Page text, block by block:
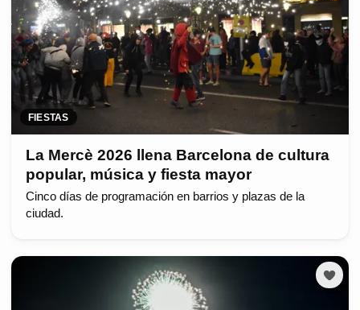
FIESTAS
La Mercè 2026 llena Barcelona de cultura
popular, música y fiesta mayor
Cinco días de programación en barrios y plazas de la
ciudad.